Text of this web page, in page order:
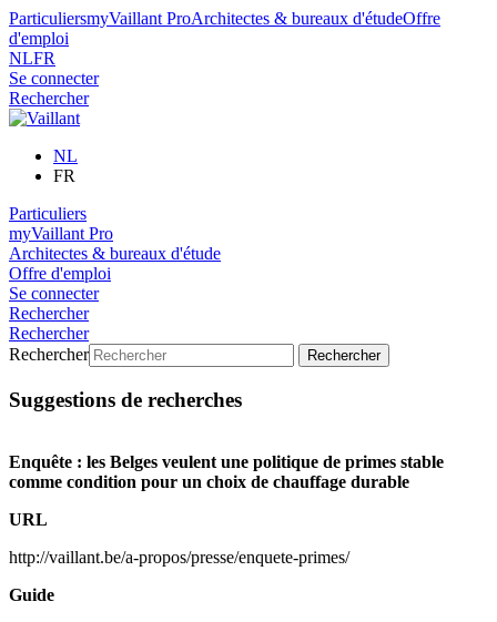
ParticuliersmyVaillant ProArchitectes & bureaux d'étudeOffre
d'emploi
NLFR
Se connecter
Rechercher
NL
FR
Particuliers
myVaillant Pro
Architectes & bureaux d'étude
Offre d'emploi
Se connecter
Rechercher
Rechercher
Rechercher
Rechercher
Suggestions de recherches
Enquête : les Belges veulent une politique de primes stable
comme condition pour un choix de chauffage durable
URL
http://vaillant.be/a-propos/presse/enquete-primes/
Guide